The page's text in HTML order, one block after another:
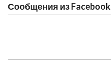
Сообщения из Facebook